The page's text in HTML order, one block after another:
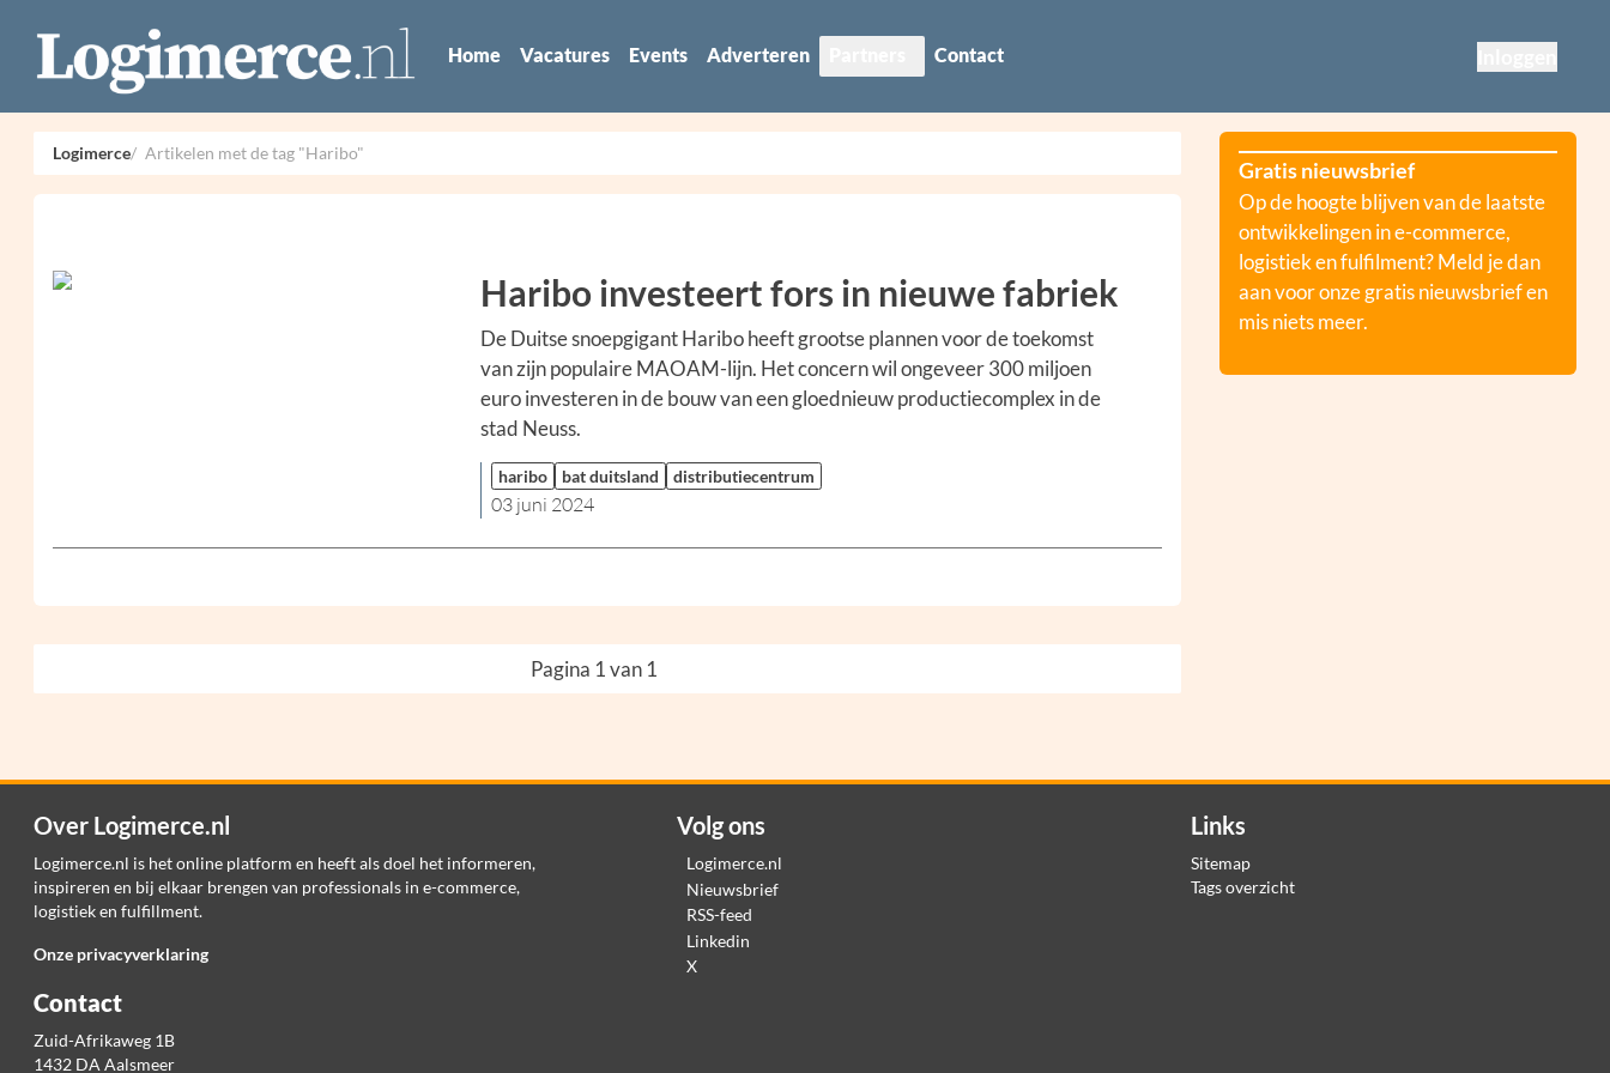
Home Vacatures Events Adverteren Contact
Logimerce Artikelen met de tag "Haribo"
Haribo investeert fors in nieuwe fabriek
De Duitse snoepgigant Haribo heeft grootse plannen voor de toekomst
van zijn populaire MAOAM-lijn. Het concern wil ongeveer 300 miljoen
euro investeren in de bouw van een gloednieuw productiecomplex in de
stad Neuss.
haribo bat duitsland distributiecentrum
03 juni 2024
Pagina 1 van 1
Gratis nieuwsbrief
Op de hoogte blijven van de laatste
ontwikkelingen in e-commerce,
logistiek en fulfilment? Meld je dan
aan voor onze gratis nieuwsbrief en
mis niets meer.
Over Logimerce.nl
Logimerce.nl is het online platform en heeft als doel het informeren,
inspireren en bij elkaar brengen van professionals in e-commerce,
logistiek en fulfillment.
Onze privacyverklaring
Contact
Zuid-Afrikaweg 1B
1432 DA Aalsmeer
Volg ons
Logimerce.nl
Nieuwsbrief
RSS-feed
Linkedin
X
Links
Sitemap
Tags overzicht